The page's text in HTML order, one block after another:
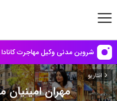
شروین مدنی وکیل مهاجرت کانادا
انتاریو
مهران